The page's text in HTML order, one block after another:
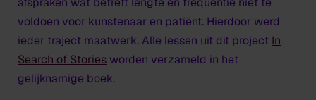
voldoen voor kunstenaar en patiënt. Hierdoor werd
ieder traject maatwerk. Alle lessen uit dit project In
Search of Stories worden verzameld in het
gelijknamige boek.